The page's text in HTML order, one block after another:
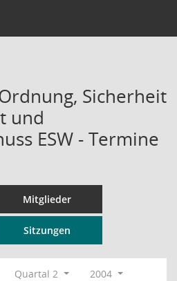
Sicherheit
und
ESW - Termine
Mitglieder
Sitzungen
Quartal 2
2004